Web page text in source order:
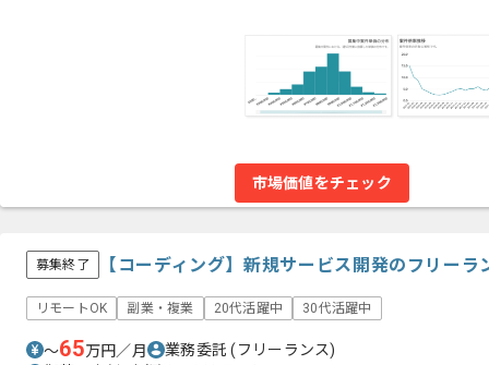
市場価値をチェック
募集終了 【コーディング】新規サービス開発のフリーラ
リモートOK 副業・複業 20代活躍中 30代活躍中
〜65万円／月 業務委託(フリーランス)